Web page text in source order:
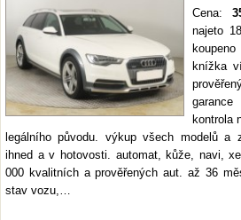
Cena:
najeto
knížka
kontrola
legálního původu. výkup všech modelů a
ihned a v hotovosti. automat, kůže, navi,
000 kvalitních a prověřených aut. až 36
stav vozu,…